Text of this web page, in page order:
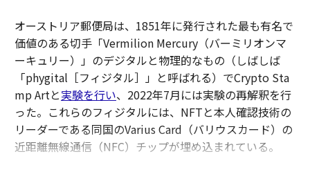
オーストリア郵便局は、1851年に発行された最も有名で
価値のある切手「Vermilion Mercury（バーミリオンマ
ーキュリー）」のデジタルと物理的なもの（しばしば
「phygital［フィジタル］」と呼ばれる）でCrypto Sta
mp Artと実験を行い、2022年7月には実験の再解釈を行
った。これらのフィジタルには、NFTと本人確認技術の
リーダーである同国のVarius Card（バリウスカード）の
近距離無線通信（NFC）チップが埋め込まれている。